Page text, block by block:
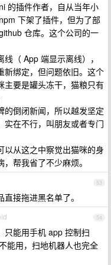
的插件作者，自从当年小
下架了插件，但为了部
仓库。这个公司的一
（ App 端显示离线），
新绑定，但问题依旧。这个
主要是罐头冻干，猫粮只有
的倒闭新闻，所以越发坚定
实在不行，叫朋友或者专门
以从这之中察觉出猫咪的身
帮我省了不少麻烦。
53
接拖进黑名单了。
54
只能用手机 app 控制扫
能用，扫地机器人也完全